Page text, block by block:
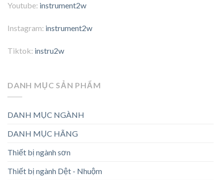
Youtube: instrument2w
Instagram: instrument2w
Tiktok: instru2w
DANH MỤC SẢN PHẨM
DANH MỤC NGÀNH
DANH MỤC HÃNG
Thiết bị ngành sơn
Thiết bị ngành Dệt - Nhuộm